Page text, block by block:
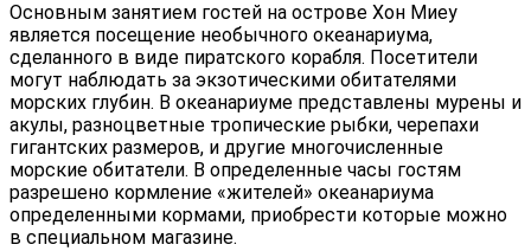
Основным занятием гостей на острове Хон Миеу
является посещение необычного океанариума,
сделанного в виде пиратского корабля. Посетители
могут наблюдать за экзотическими обитателями
морских глубин. В океанариуме представлены мурены и
акулы, разноцветные тропические рыбки, черепахи
гигантских размеров, и другие многочисленные
морские обитатели. В определенные часы гостям
разрешено кормление «жителей» океанариума
определенными кормами, приобрести которые можно
в специальном магазине.